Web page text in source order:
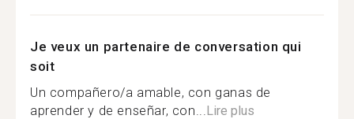
Je veux un partenaire de conversation qui
soit
Un compañero/a amable, con ganas de
aprender y de enseñar, con...Lire plus